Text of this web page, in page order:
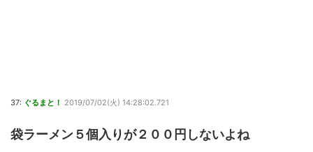
37: ぐるまと！ 2019/07/02(火) 14:28:02.721
袋ラーメン５個入りが２００円しないよね